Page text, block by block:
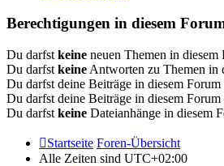
Berechtigungen in diesem
Du darfst keine neuen Themen in diesem
Du darfst keine Antworten zu Themen in
Du darfst deine Beiträge in diesem Forum
Du darfst deine Beiträge in diesem Forum
Du darfst keine Dateianhänge in diesem
Startseite Foren-Übersicht
Alle Zeiten sind UTC+02:00